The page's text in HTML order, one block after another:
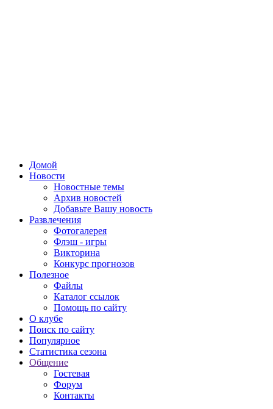
Домой
Новости
Новостные темы
Архив новостей
Добавьте Вашу новость
Развлечения
Фотогалерея
Флэш - игры
Викторина
Конкурс прогнозов
Полезное
Файлы
Каталог ссылок
Помощь по сайту
О клубе
Поиск по сайту
Популярное
Статистика сезона
Общение
Гостевая
Форум
Контакты